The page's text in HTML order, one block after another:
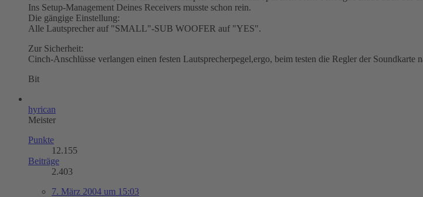
Ins Setup-Management Deines Receivers musste schon rein.
Die gängige Einstellung:
Alle Lautsprecher auf "SMALL"-SUB WOOFER auf "YES".
Zur Sicherheit:
Cinch-Anschlüsse verlangen einen festen Lautsprecherpegel,ergo, beim testen die Regler der
Bit
hyrican
Meister
Punkte
12.155
Beiträge
2.403
7. März 2004 um 15:03